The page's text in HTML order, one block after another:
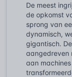
De meest
de opkomst
sprong van
dynamisch,
gigantisch.
aangedreven
aan